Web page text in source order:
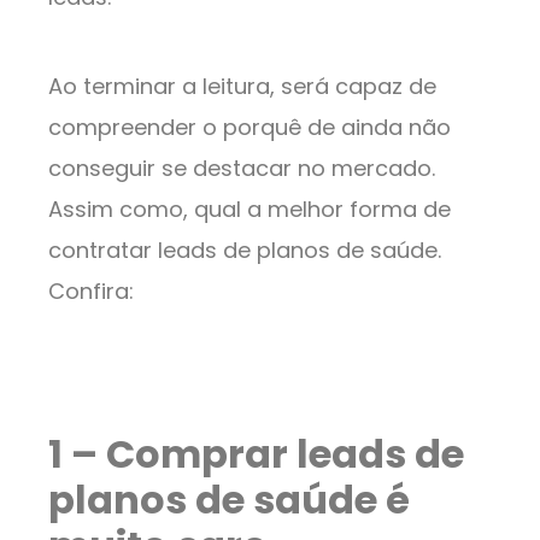
Ao terminar a leitura, será capaz de
compreender o porquê de ainda não
conseguir se destacar no mercado.
Assim como, qual a melhor forma de
contratar leads de planos de saúde.
Confira:
1 – Comprar leads de
planos de saúde é